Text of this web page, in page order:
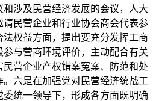
涉及民营经济发展的会议，人大
民营企业和行业协会商会代表参
权益方面，提出要充分发挥工商
与营商环境评价，主动配合有关
营企业产权错案冤案、防范和处
六是在加强党对民营经济统战工
统一领导下，形成各方面既明确